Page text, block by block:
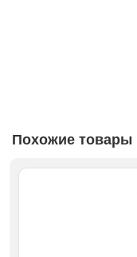
Похожие товары